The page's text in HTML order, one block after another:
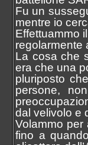
Fu un
mentre io
Effettuammo
regolarmente
La cosa che
era che una
pluriposto
persone,
dal velivolo e
Volammo
fino a